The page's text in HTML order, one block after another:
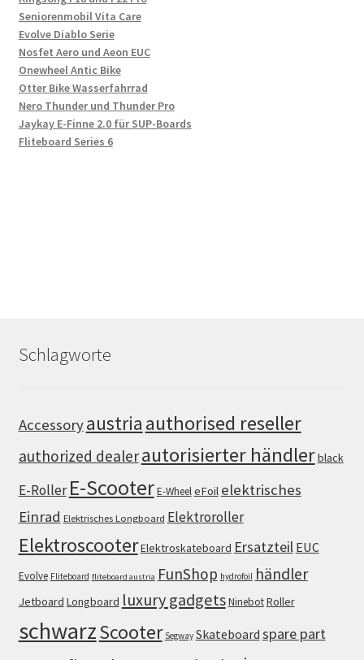
Seniorenmobil Vita Care
Evolve Diablo Serie
Nosfet Aero und Aeon EUC
Onewheel Antic Bike
Otter Bike Wasserfahrrad
Nero Thunder und Thunder Pro
Jaykay E-Finne 2.0 für SUP-Boards
Fliteboard Series 6
Schlagworte
Accessoryaustria authorised reseller
authorized dealerautorisierter händlerblack
E-Roller E-ScooterE-WheeleFoil elektrisches
Einrad Elektrisches Longboard Elektroroller
ElektroscooterElektroskateboard Ersatzteil EUC
Evolve Fliteboard fliteboard austria FunShop hydrofoil händler
Jetboard Longboard luxury gadgetsNinebotRoller
schwarzScooter Segway Skateboard spare part